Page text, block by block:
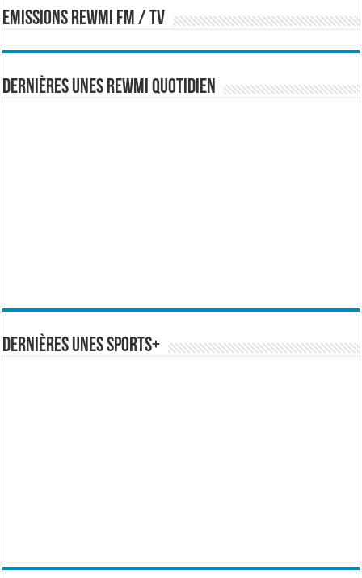
EMISSIONS REWMI FM / TV
Dernières Unes Rewmi Quotidien
Dernières Unes Sports+